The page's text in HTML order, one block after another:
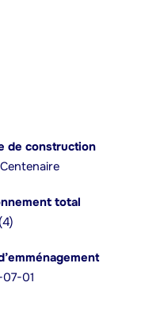
de construction
total
01